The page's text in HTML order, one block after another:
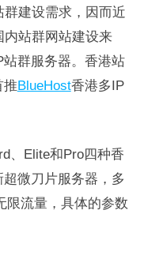
建设需求，因而近
站群网站建设来
群服务器。香港站
推BlueHost香港多IP
、Elite和Pro四种香
微刀片服务器，多
限流量，具体的参数